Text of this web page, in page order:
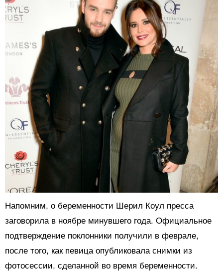
Напомним, о беременности Шерил Коул пресса
заговорила в ноябре минувшего года. Официальное
подтверждение поклонники получили в феврале,
после того, как певица опубликовала снимки из
фотосессии, сделанной во время беременности.